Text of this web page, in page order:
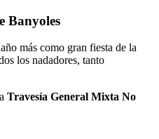
Banyoles
más como gran fiesta de la
los nadadores, tanto
Travesía General Mixta No